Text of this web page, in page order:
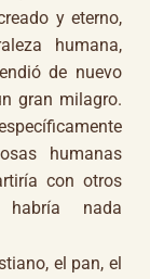
y eterno,
humana,
de nuevo
gran milagro.
humanas
con otros
nada
el pan, el